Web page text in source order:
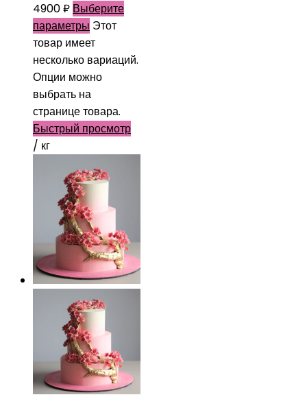
4900₽ Выберите
параметры Этот
товар имеет
несколько вариаций.
Опции можно
выбрать на
странице товара.
Быстрый просмотр
/ кг